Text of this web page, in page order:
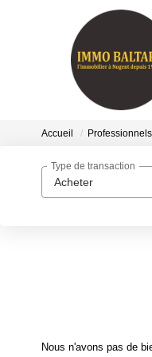
Accueil Professionnels
Acheter
Type de transaction
Nous n'avons pas de